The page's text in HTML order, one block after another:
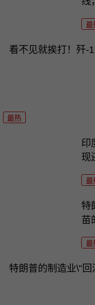
最
看不见就挨打！歼-
最热
印
现
最
特
苗
最
特朗普的制造业\"回